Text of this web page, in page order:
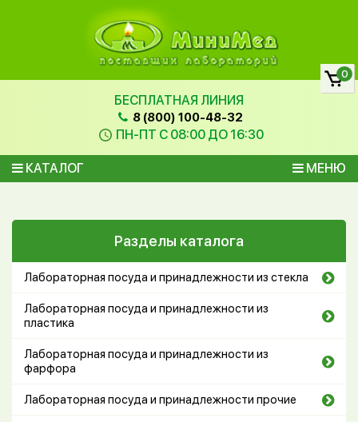
БЕСПЛАТНАЯ ЛИНИЯ
8 (800) 100-48-32
ПН-ПТ С 08:00 ДО 16:30
КАТАЛОГ МЕНЮ
0
Разделы каталога
Лабораторная посуда и принадлежности из стекла
Лабораторная посуда и принадлежности из
пластика
Лабораторная посуда и принадлежности из
фарфора
Лабораторная посуда и принадлежности прочие